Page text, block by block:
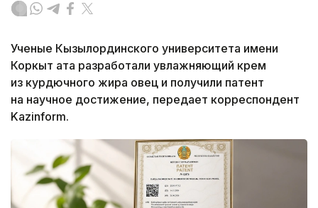
Ученые Кызылординского университета имени
Коркыт ата разработали увлажняющий крем
из курдючного жира овец и получили патент
на научное достижение, передает корреспондент
Kazinform.